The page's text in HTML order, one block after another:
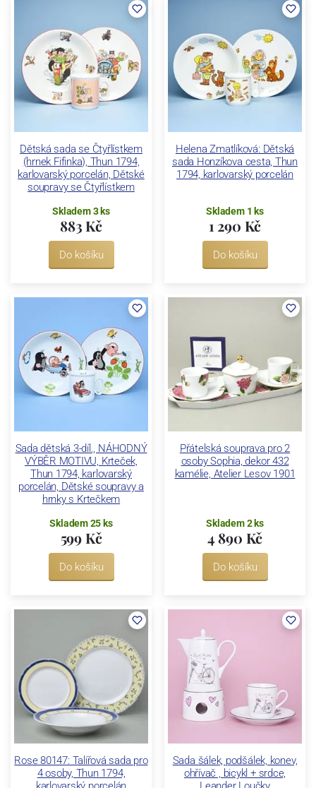
Dětská sada se Čtyřlístkem
(hrnek Fifinka), Thun 1794,
karlovarský porcelán, Dětské
soupravy se Čtyřlístkem
Skladem 3 ks
883 Kč
Do košíku
Helena Zmatlíková: Dětská
sada Honzíkova cesta, Thun
1794, karlovarský porcelán
Skladem 1 ks
1 290 Kč
Do košíku
Sada dětská 3-díl., NÁHODNÝ
VÝBĚR MOTIVU, Krteček,
Thun 1794, karlovarský
porcelán, Dětské soupravy a
hrnky s Krtečkem
Skladem 25 ks
599 Kč
Do košíku
Přátelská souprava pro 2
osoby Sophia, dekor 432
kamélie, Atelier Lesov 1901
Skladem 2 ks
4 890 Kč
Do košíku
Rose 80147: Talířová sada pro
4 osoby, Thun 1794,
Sada šálek, podšálek, konev,
ohřívač , bicykl + srdce,